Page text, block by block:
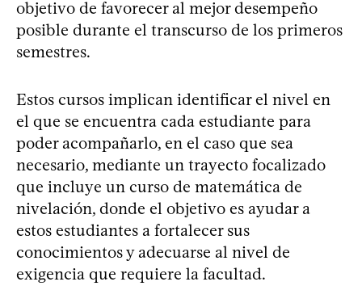
objetivo de favorecer al mejor desempeño
posible durante el transcurso de los primeros
semestres.
Estos cursos implican identificar el nivel en
el que se encuentra cada estudiante para
poder acompañarlo, en el caso que sea
necesario, mediante un trayecto focalizado
que incluye un curso de matemática de
nivelación, donde el objetivo es ayudar a
estos estudiantes a fortalecer sus
conocimientos y adecuarse al nivel de
exigencia que requiere la facultad.